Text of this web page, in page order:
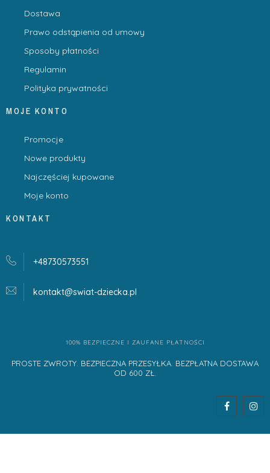
Dostawa
Prawo odstąpienia od umowy
Sposoby płatności
Regulamin
Polityka prywatności
MOJE KONTO
Promocje
Nowe produkty
Najczęściej kupowane
Moje konto
KONTAKT
+48730573551
kontakt@swiat-dziecka. pl
100% BEZPIECZNE I ZAUFANE PŁATNOŚCI
PROSTE ZWROTY. BEZPIECZNA PRZESYŁKA. BEZPŁATNA DOSTAWA
OD 600 ZŁ.